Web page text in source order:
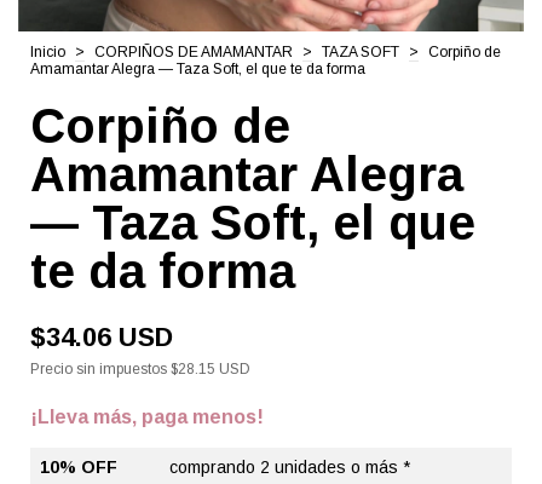
Inicio > CORPIÑOS DE AMAMANTAR > TAZA SOFT >
Corpiño de
Amamantar Alegra — Taza Soft, el que te da forma
Corpiño de
Amamantar Alegra
— Taza Soft, el que
te da forma
$34.06 USD
Precio sin impuestos $28.15 USD
¡Lleva más, paga menos!
10% OFF
comprando 2 unidades o más *